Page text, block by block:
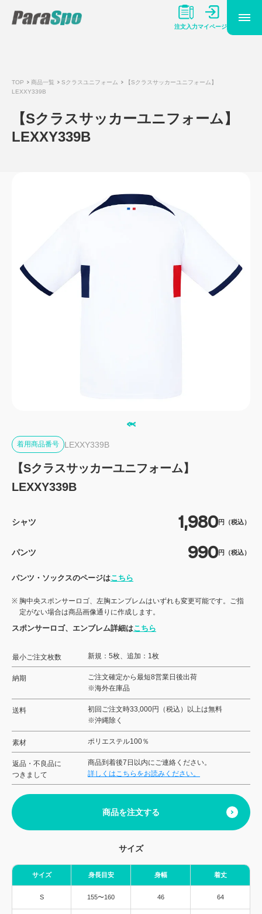
注文入力マイページ
TOP 商品一覧 Sクラスユニフォーム
【Sクラスサッカーユニフォーム】
LEXXY339B
【Sクラスサッカーユニフォーム】
LEXXY339B
着用商品番号 LEXXY339B
【Sクラスサッカーユニフォーム】
LEXXY339B
シャツ 1,980円（税込）
パンツ 990円（税込）
パンツ・ソックスのページはこちら
胸中央スポンサーロゴ、左胸エンブレムはいずれも変更可能です。ご指
定がない場合は商品画像通りに作成します。
スポンサーロゴ、エンブレム詳細はこちら
最小ご注文枚数 新規：5枚、追加：1枚
納期
ご注文確定から最短8営業日後出荷
※海外在庫品
送料
初回ご注文時33,000円（税込）以上は無料
※沖縄除く
素材 ポリエステル100％
返品・不良品に
つきまして
商品到着後7日以内にご連絡ください。
詳しくはこちらをお読みください。
商品を注文する
サイズ
サイズ 身長目安 身幅 着丈
S 155〜160 46 64